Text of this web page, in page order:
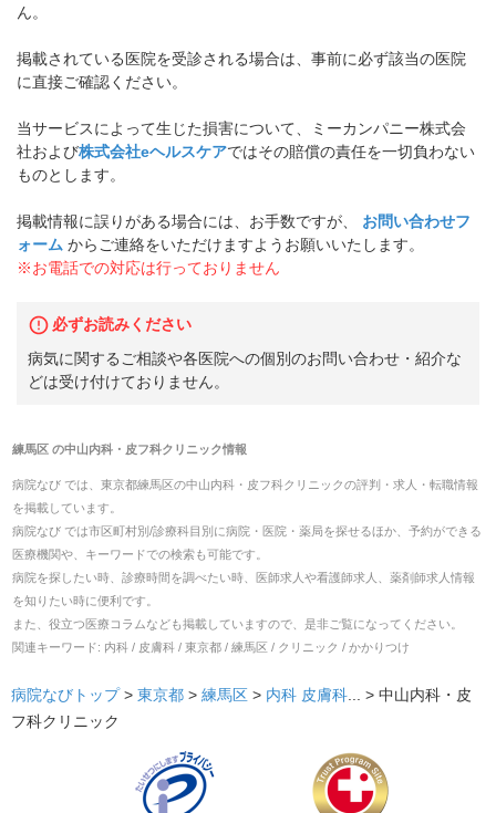
ん。
掲載されている医院を受診される場合は、事前に必ず該当の医院
に直接ご確認ください。
当サービスによって生じた損害について、ミーカンパニー株式会
社および株式会社eヘルスケアではその賠償の責任を一切負わない
ものとします。
掲載情報に誤りがある場合には、お手数ですが、
お問い合わせフ
ォーム からご連絡をいただけますようお願いいたします。
※お電話での対応は行っておりません
必ずお読みください
病気に関するご相談や各医院への個別のお問い合わせ・紹介な
どは受け付けておりません。
練馬区 の中山内科・皮フ科クリニック情報
病院なび では、 東京都練馬区の中山内科・皮フ科クリニックの評判・求人・転職情報
を掲載しています。
病院なび では市区町村別/診療科目別に病院・医院・薬局を探せるほか、予約ができる
医療機関や、キーワードでの検索も可能です。
病院を探したい時、診療時間を調べたい時、医師求人や看護師求人、薬剤師求人情報
を知りたい時に便利です。
また、役立つ医療コラムなども掲載していますので、是非ご覧になってください。
関連キーワード: 内科 / 皮膚科 / 東京都 / 練馬区 / クリニック / かかりつけ
病院なびトップ > 東京都 > 練馬区 > 内科 皮膚科 ... > 中山内科・皮
フ科クリニック